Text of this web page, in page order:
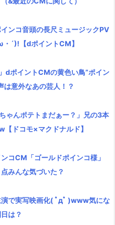
インコ音頭の長尺ミュージックPV
´)!【dポイントCM】
dポイントCMの黄色い鳥”ポイン
は意外なあの芸人！？
ゃんポテトまだぁー？」兄の3本
ドコモ×マクドナルド】
ンコCM「ゴールドポインコ様」
みんな気づいた？
演で実写映画化( ﾟдﾟ )www気にな
は？